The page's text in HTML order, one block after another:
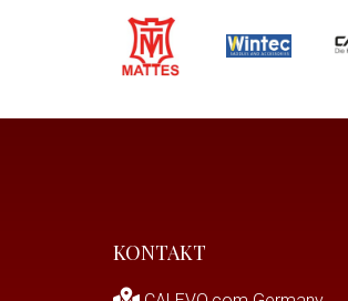
KONTAKT